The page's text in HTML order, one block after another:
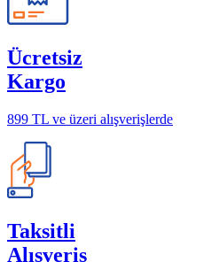
Ücretsiz
Kargo
899 TL ve üzeri alışverişlerde
Taksitli
Alışveriş